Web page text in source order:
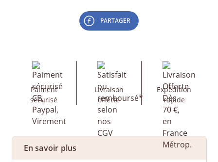
PARTAGER
Paiment
sécurisé
Livraison
offerte
Expédition
rapide
En savoir plus